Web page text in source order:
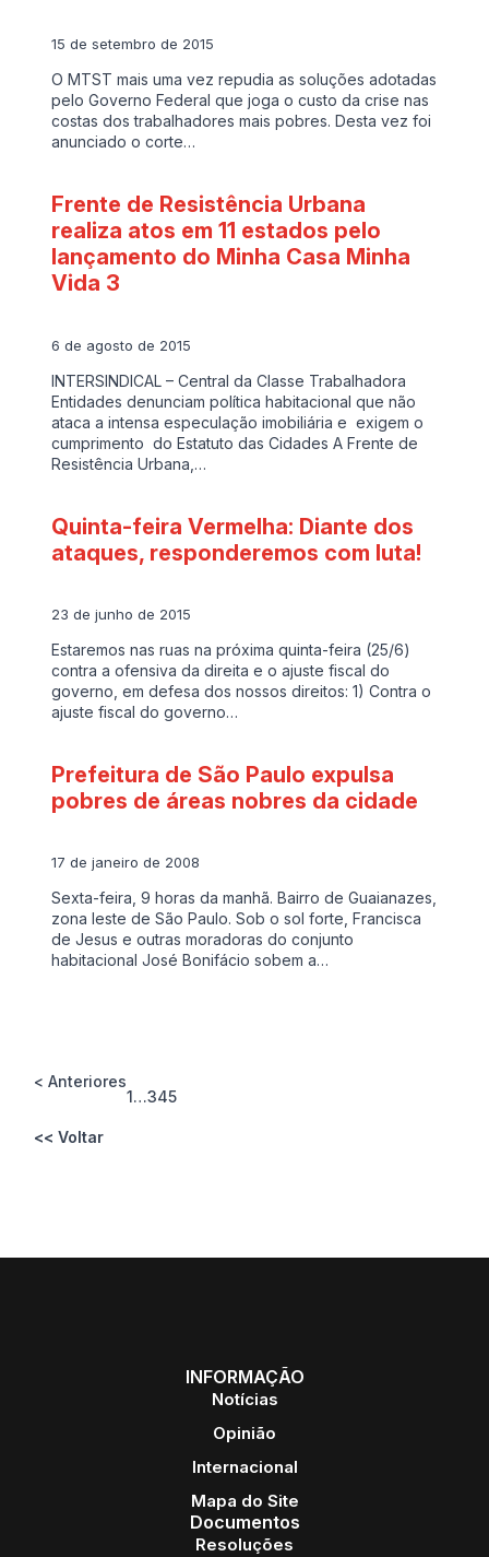
15 de setembro de 2015
O MTST mais uma vez repudia as soluções adotadas
pelo Governo Federal que joga o custo da crise nas
costas dos trabalhadores mais pobres. Desta vez foi
anunciado o corte…
Frente de Resistência Urbana
realiza atos em 11 estados pelo
lançamento do Minha Casa Minha
Vida 3
6 de agosto de 2015
INTERSINDICAL – Central da Classe Trabalhadora
Entidades denunciam política habitacional que não
ataca a intensa especulação imobiliária e exigem o
cumprimento do Estatuto das Cidades A Frente de
Resistência Urbana,…
Quinta-feira Vermelha: Diante dos
ataques, responderemos com luta!
23 de junho de 2015
Estaremos nas ruas na próxima quinta-feira (25/6)
contra a ofensiva da direita e o ajuste fiscal do
governo, em defesa dos nossos direitos: 1) Contra o
ajuste fiscal do governo…
Prefeitura de São Paulo expulsa
pobres de áreas nobres da cidade
17 de janeiro de 2008
Sexta-feira, 9 horas da manhã. Bairro de Guaianazes,
zona leste de São Paulo. Sob o sol forte, Francisca
de Jesus e outras moradoras do conjunto
habitacional José Bonifácio sobem a…
< Anteriores
1…345
<< Voltar
INFORMAÇÃO
Notícias
Opinião
Internacional
Mapa do Site
Documentos
Resoluções